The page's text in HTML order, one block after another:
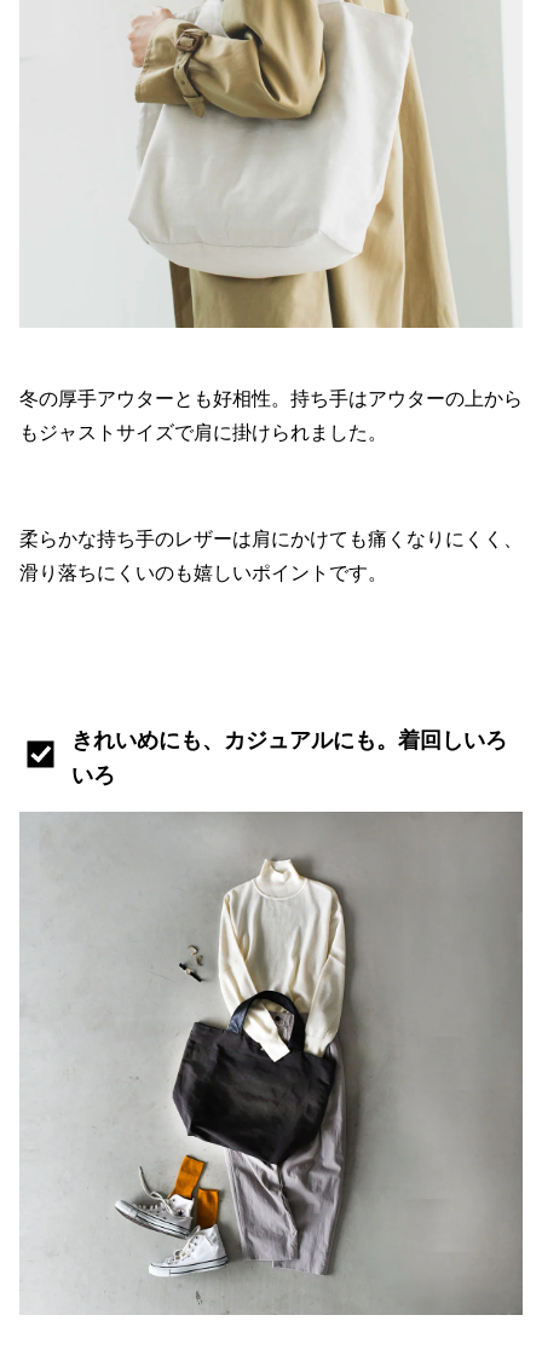
冬の厚手アウターとも好相性。持ち手はアウターの上から
もジャストサイズで肩に掛けられました。
柔らかな持ち手のレザーは肩にかけても痛くなりにくく、
滑り落ちにくいのも嬉しいポイントです。
きれいめにも、カジュアルにも。着回しいろ
いろ